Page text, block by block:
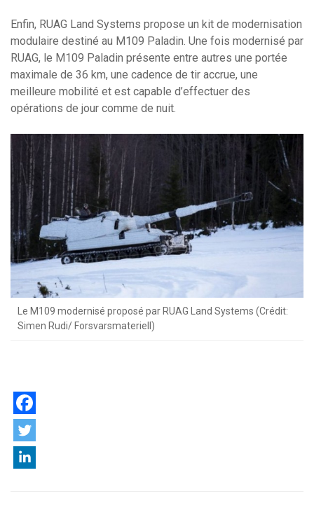
Enfin, RUAG Land Systems propose un kit de modernisation
modulaire destiné au M109 Paladin. Une fois modernisé par
RUAG, le M109 Paladin présente entre autres une portée
maximale de 36 km, une cadence de tir accrue, une
meilleure mobilité et est capable d’effectuer des
opérations de jour comme de nuit.
Le M109 modernisé proposé par RUAG Land Systems (Crédit:
Simen Rudi/ Forsvarsmateriell)